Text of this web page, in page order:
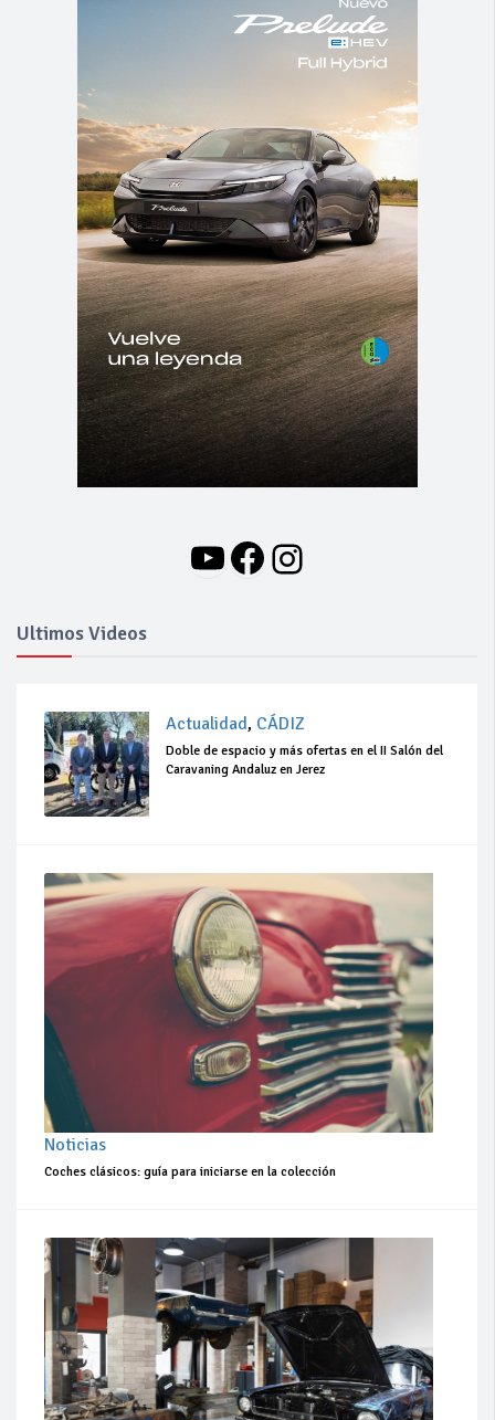
YouTube
Facebook
Instagram
Ultimos Videos
Actualidad, CÁDIZ
Doble de espacio y más ofertas en el II Salón del
Caravaning Andaluz en Jerez
Noticias
Coches clásicos: guía para iniciarse en la colección